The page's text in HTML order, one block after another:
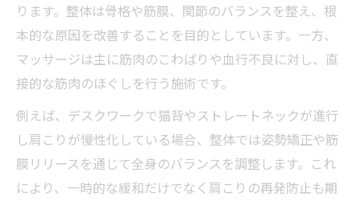
ります。整体は骨格や筋膜、関節のバランスを整え、根
本的な原因を改善することを目的としています。一方、
マッサージは主に筋肉のこわばりや血行不良に対し、直
接的な筋肉のほぐしを行う施術です。
例えば、デスクワークで猫背やストレートネックが進行
し肩こりが慢性化している場合、整体では姿勢矯正や筋
膜リリースを通じて全身のバランスを調整します。これ
により、一時的な緩和だけでなく肩こりの再発防止も期